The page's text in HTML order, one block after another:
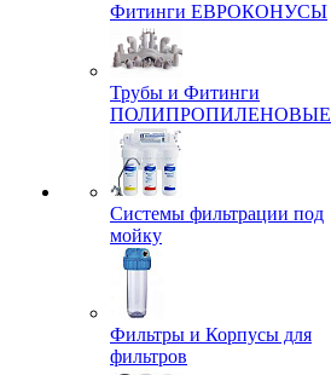
Фитинги ЕВРОКОНУСЫ
Трубы и Фитинги
ПОЛИПРОПИЛЕНОВЫЕ
Системы фильтрации под
мойку
Фильтры и Корпусы для
фильтров